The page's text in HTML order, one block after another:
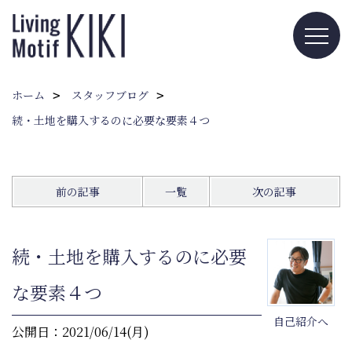
ホーム
スタッフブログ
続・土地を購入するのに必要な要素４つ
前の記事 一覧 次の記事
自己紹介へ
続・土地を購入するのに必要
な要素４つ
公開日：2021/06/14(月)